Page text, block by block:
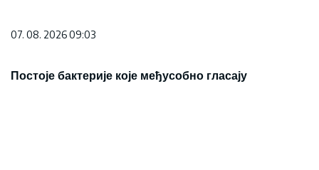
07. 08. 2026 09:03
Постоје бактерије које међусобно гласају